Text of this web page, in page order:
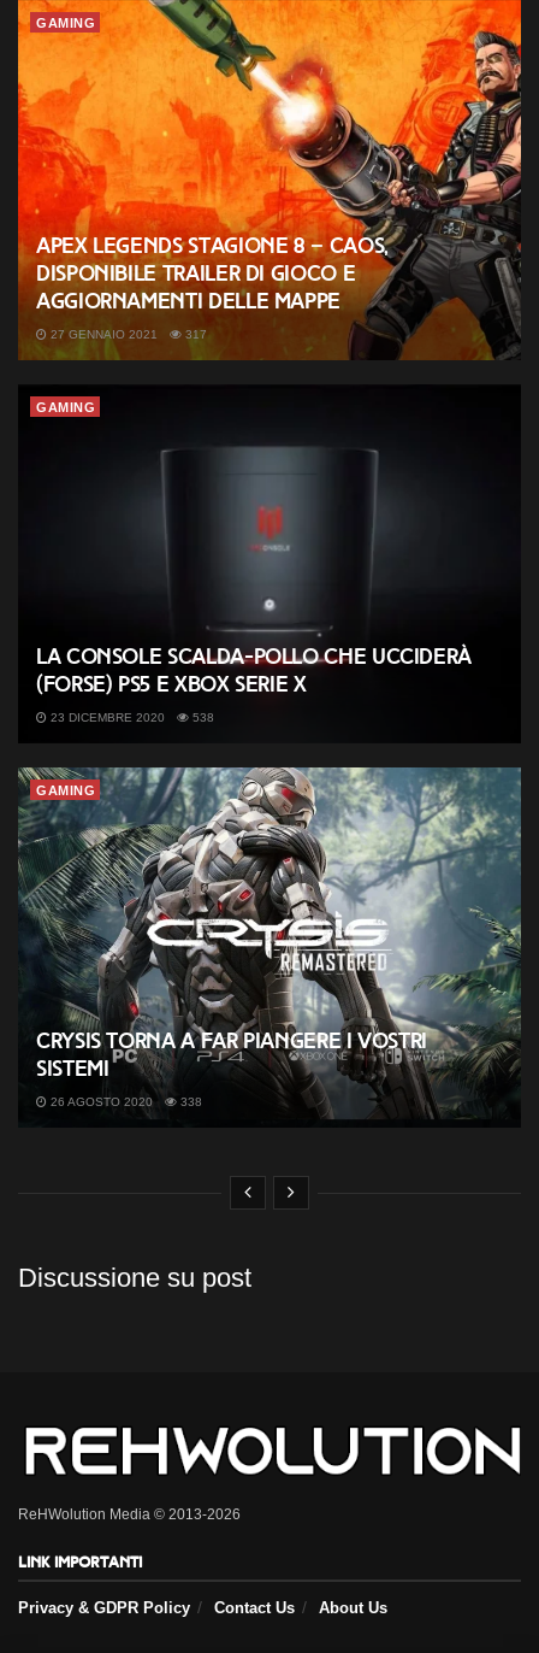
GAMING
Apex Legends Stagione 8 – Caos,
disponibile trailer di gioco e
aggiornamenti delle mappe
27 GENNAIO 2021 317
GAMING
La console Scalda-Pollo che ucciderà
(forse) PS5 e XBox serie X
23 DICEMBRE 2020 538
GAMING
Crysis torna a far piangere i vostri
sistemi
26 AGOSTO 2020 338
Discussione su post
ReHWolution Media © 2013-2026
Link importanti
Privacy & GDPR Policy Contact Us About Us